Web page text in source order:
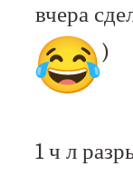
вчера
)
1 ч л